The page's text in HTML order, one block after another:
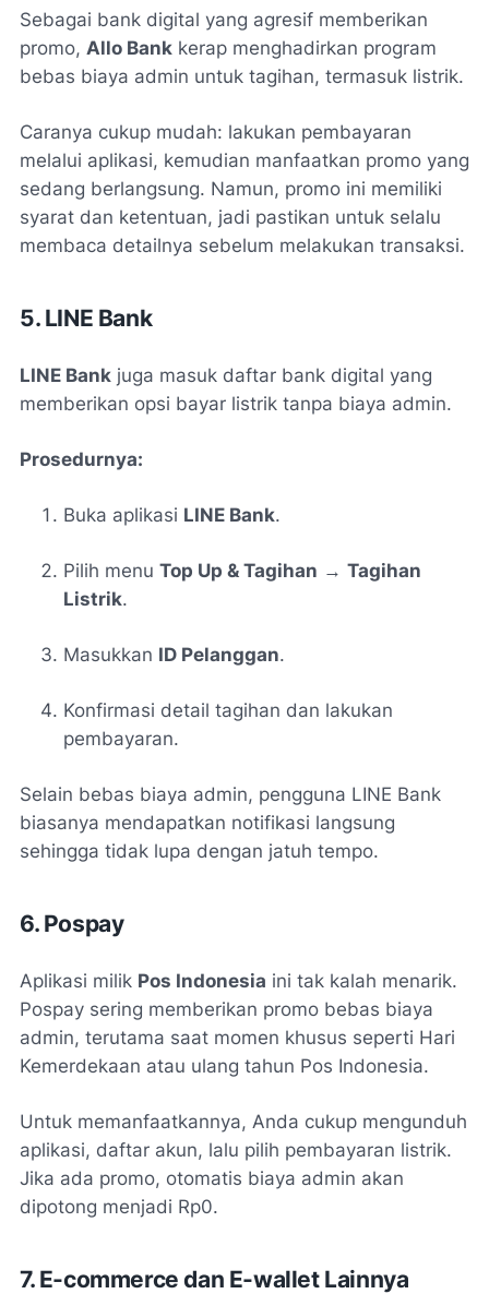
Sebagai bank digital yang agresif memberikan
promo, Allo Bank kerap menghadirkan program
bebas biaya admin untuk tagihan, termasuk listrik.
Caranya cukup mudah: lakukan pembayaran
melalui aplikasi, kemudian manfaatkan promo yang
sedang berlangsung. Namun, promo ini memiliki
syarat dan ketentuan, jadi pastikan untuk selalu
membaca detailnya sebelum melakukan transaksi.
5. LINE Bank
LINE Bank juga masuk daftar bank digital yang
memberikan opsi bayar listrik tanpa biaya admin.
Prosedurnya:
Buka aplikasi LINE Bank.
Pilih menu Top Up & Tagihan → Tagihan
Listrik.
Masukkan ID Pelanggan.
Konfirmasi detail tagihan dan lakukan
pembayaran.
Selain bebas biaya admin, pengguna LINE Bank
biasanya mendapatkan notifikasi langsung
sehingga tidak lupa dengan jatuh tempo.
6. Pospay
Aplikasi milik Pos Indonesia ini tak kalah menarik.
Pospay sering memberikan promo bebas biaya
admin, terutama saat momen khusus seperti Hari
Kemerdekaan atau ulang tahun Pos Indonesia.
Untuk memanfaatkannya, Anda cukup mengunduh
aplikasi, daftar akun, lalu pilih pembayaran listrik.
Jika ada promo, otomatis biaya admin akan
dipotong menjadi Rp0.
7. E-commerce dan E-wallet Lainnya